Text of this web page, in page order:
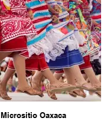
Micrositio Oaxaca